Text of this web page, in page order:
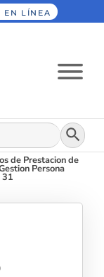
EN LÍNEA
Botón
de Prestacion de
Persona
31